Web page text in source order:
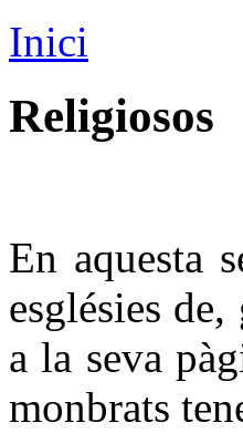
Inici
Religiosos
En aquesta
esglésies
a la seva
monbrats